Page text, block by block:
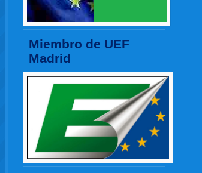
Miembro de UEF
Madrid